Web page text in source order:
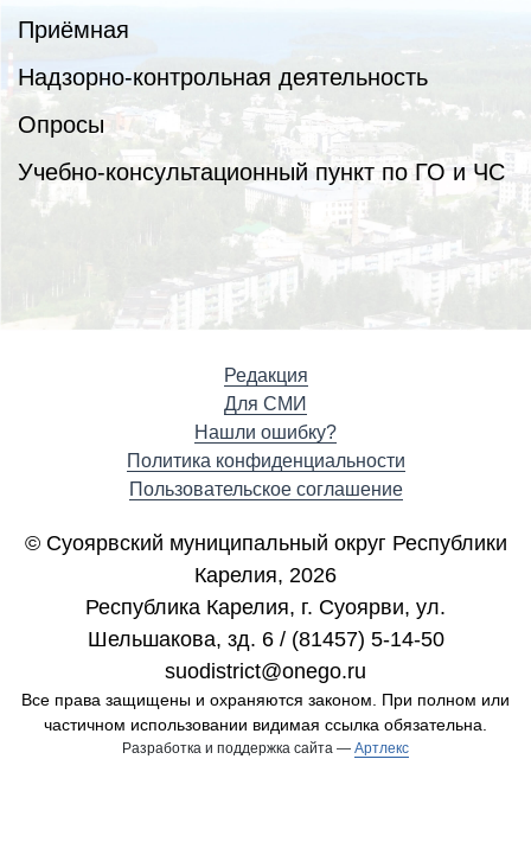
Приёмная
Надзорно-контрольная деятельность
Опросы
Учебно-консультационный пункт по ГО и ЧС
Редакция
Для СМИ
Нашли ошибку?
Политика конфиденциальности
Пользовательское соглашение
© Суоярвский муниципальный округ Республики
Карелия, 2026
Республика Карелия, г. Cуоярви, ул.
Шельшакова, зд. 6 / (81457) 5-14-50
suodistrict@onego.ru
Все права защищены и охраняются законом. При полном или
частичном использовании видимая ссылка обязательна.
Разработка и поддержка сайта — Артлекс